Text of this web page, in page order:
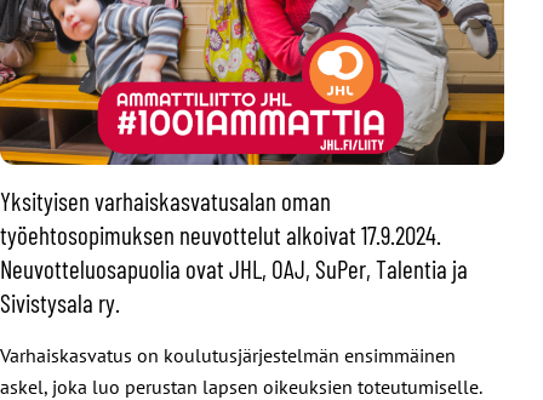
Yksityisen varhaiskasvatusalan oman
työehtosopimuksen neuvottelut alkoivat 17.9.2024.
Neuvotteluosapuolia ovat JHL, OAJ, SuPer, Talentia ja
Sivistysala ry.
Varhaiskasvatus on koulutusjärjestelmän ensimmäinen
askel, joka luo perustan lapsen oikeuksien toteutumiselle.